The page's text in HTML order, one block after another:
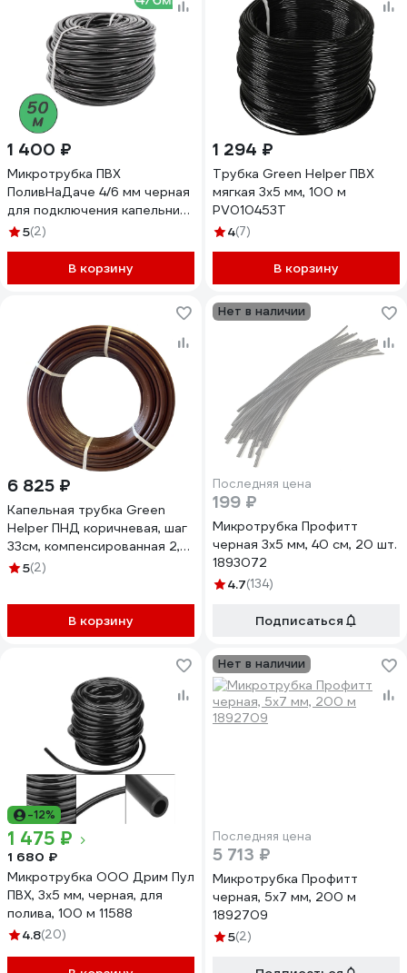
1 400 ₽
Микротрубка ПВХ
ПоливНаДаче 4/6 мм черная
для подключения капельниц
намотка 50 м PVC46.50
5(2)
В корзину
1 294 ₽
Трубка Green Helper ПВХ
мягкая 3x5 мм, 100 м
PV010453T
4(7)
В корзину
6 825 ₽
Капельная трубка Green
Helper ПНД коричневая, шаг
33см, компенсированная 2,0
л/ч, Ф 16мм, стенка 1,1мм. 100
5(2)
В корзину
Нет в наличии
Последняя цена
199 ₽
Микротрубка Профитт
черная 3x5 мм, 40 см, 20 шт.
1893072
4.7(134)
Подписаться
-12%
1 475 ₽
1 680 ₽
Микротрубка ООО Дрим Пул
ПВХ, 3x5 мм, черная, для
полива, 100 м 11588
4.8(20)
Нет в наличии
Последняя цена
5 713 ₽
Микротрубка Профитт
черная, 5x7 мм, 200 м
1892709
5(2)